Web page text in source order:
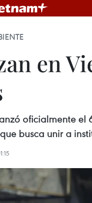
en
oficialmente el
busca unir a